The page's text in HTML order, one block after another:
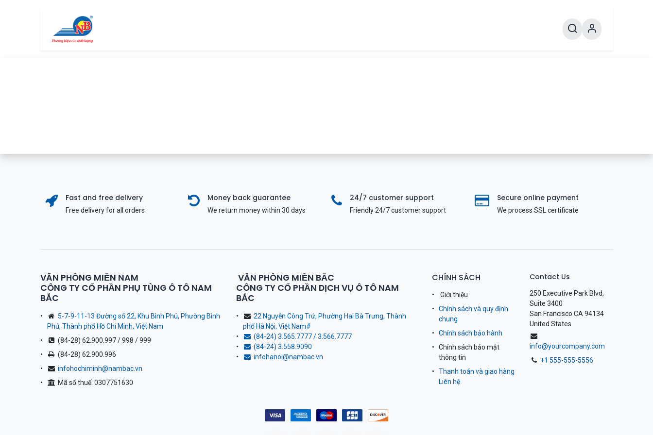
Fast and free delivery
Free delivery for all orders
Money back guarantee
We return money within 30 days
24/7 customer support
Friendly 24/7 customer support
Secure online payment
We process SSL сertificate
VĂN PHÒNG MIỀN NAM
CÔNG TY CỔ PHẦN PHỤ TÙNG Ô TÔ NAM
BẮC
5-7-9-11-13 Đường số 22, Khu Bình Phú, Phường Bình
Phú, Thành phố Hồ Chí Minh, Việt Nam
(84-28) 62.900.997 / 998 / 999
(84-28) 62.900.996
infohochiminh@nambac.vn
Mã số thuế: 0307751630
VĂN PHÒNG MIỀN BẮC
CÔNG TY CỔ PHẦN DỊCH VỤ Ô TÔ NAM
BẮC
22 Nguyễn Công Trứ, Phường Hai Bà Trưng, Thành
phố Hà Nội, Việt Nam#
(84-24) 3.565.7777 / 3.566.7777
(84-24) 3.558.9090
infohanoi@nambac.vn
CHÍNH SÁCH
Giới thiệu
Chính sách và quy định
chung
Chính sách bảo hành
Chính sách bảo mật
thông tin
Thanh toán và giao hàng
Liên hệ
Contact Us
250 Executive Park Blvd,
Suite 3400
San Francisco CA 94134
United States
info@yourcompany.com
+1 555-555-5556